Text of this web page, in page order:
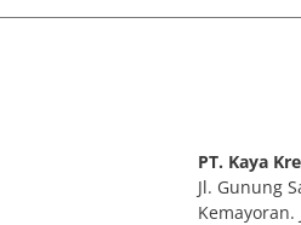
PT. Kaya
Jl. Gunung
Kemayoran.